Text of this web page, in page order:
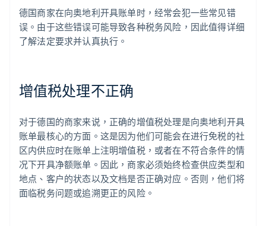
德国商家在向奥地利开具账单时，经常会犯一些常见错
误。由于这些错误可能导致各种税务风险，因此值得详细
了解法定要求并认真执行。
增值税处理不正确
对于德国的商家来说，正确的增值税处理是向奥地利开具
账单最核心的方面。这是因为他们可能会在进行免税的社
区内供应时在账单上注明增值税，或者在不符合条件的情
况下开具净额账单。因此，商家必须始终检查供应类型和
地点、客户的状态以及文档是否正确对应。否则，他们将
面临税务问题或追溯更正的风险。